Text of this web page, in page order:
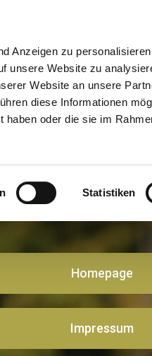
Anzeigen zu
unsere Website zu
Website an unsere
diese Informationen
oder die sie im
Statistiken
verstorbenen Tier
eines Tiergesprächs
mit
Heart Whispers -
Homepage
Impressum